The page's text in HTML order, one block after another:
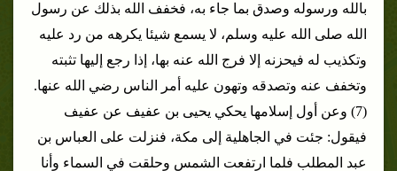
بالله ورسوله وصدق بما جاء به، فخفف الله بذلك عن رسول
الله صلى الله عليه وسلم، لا يسمع شيئا يكرهه من رد عليه
وتكذيب له فيحزنه إلا فرج الله عنه بها، إذا رجع إليها تثبته
وتخفف عنه وتصدقه وتهون عليه أمر الناس رضي الله عنها.
(7)
وعن أول إسلامها يحكي يحيى بن عفيف عن عفيف
فيقول: جئت في الجاهلية إلى مكة، فنزلت على العباس بن
عبد المطلب فلما ارتفعت الشمس وحلقت في السماء وأنا